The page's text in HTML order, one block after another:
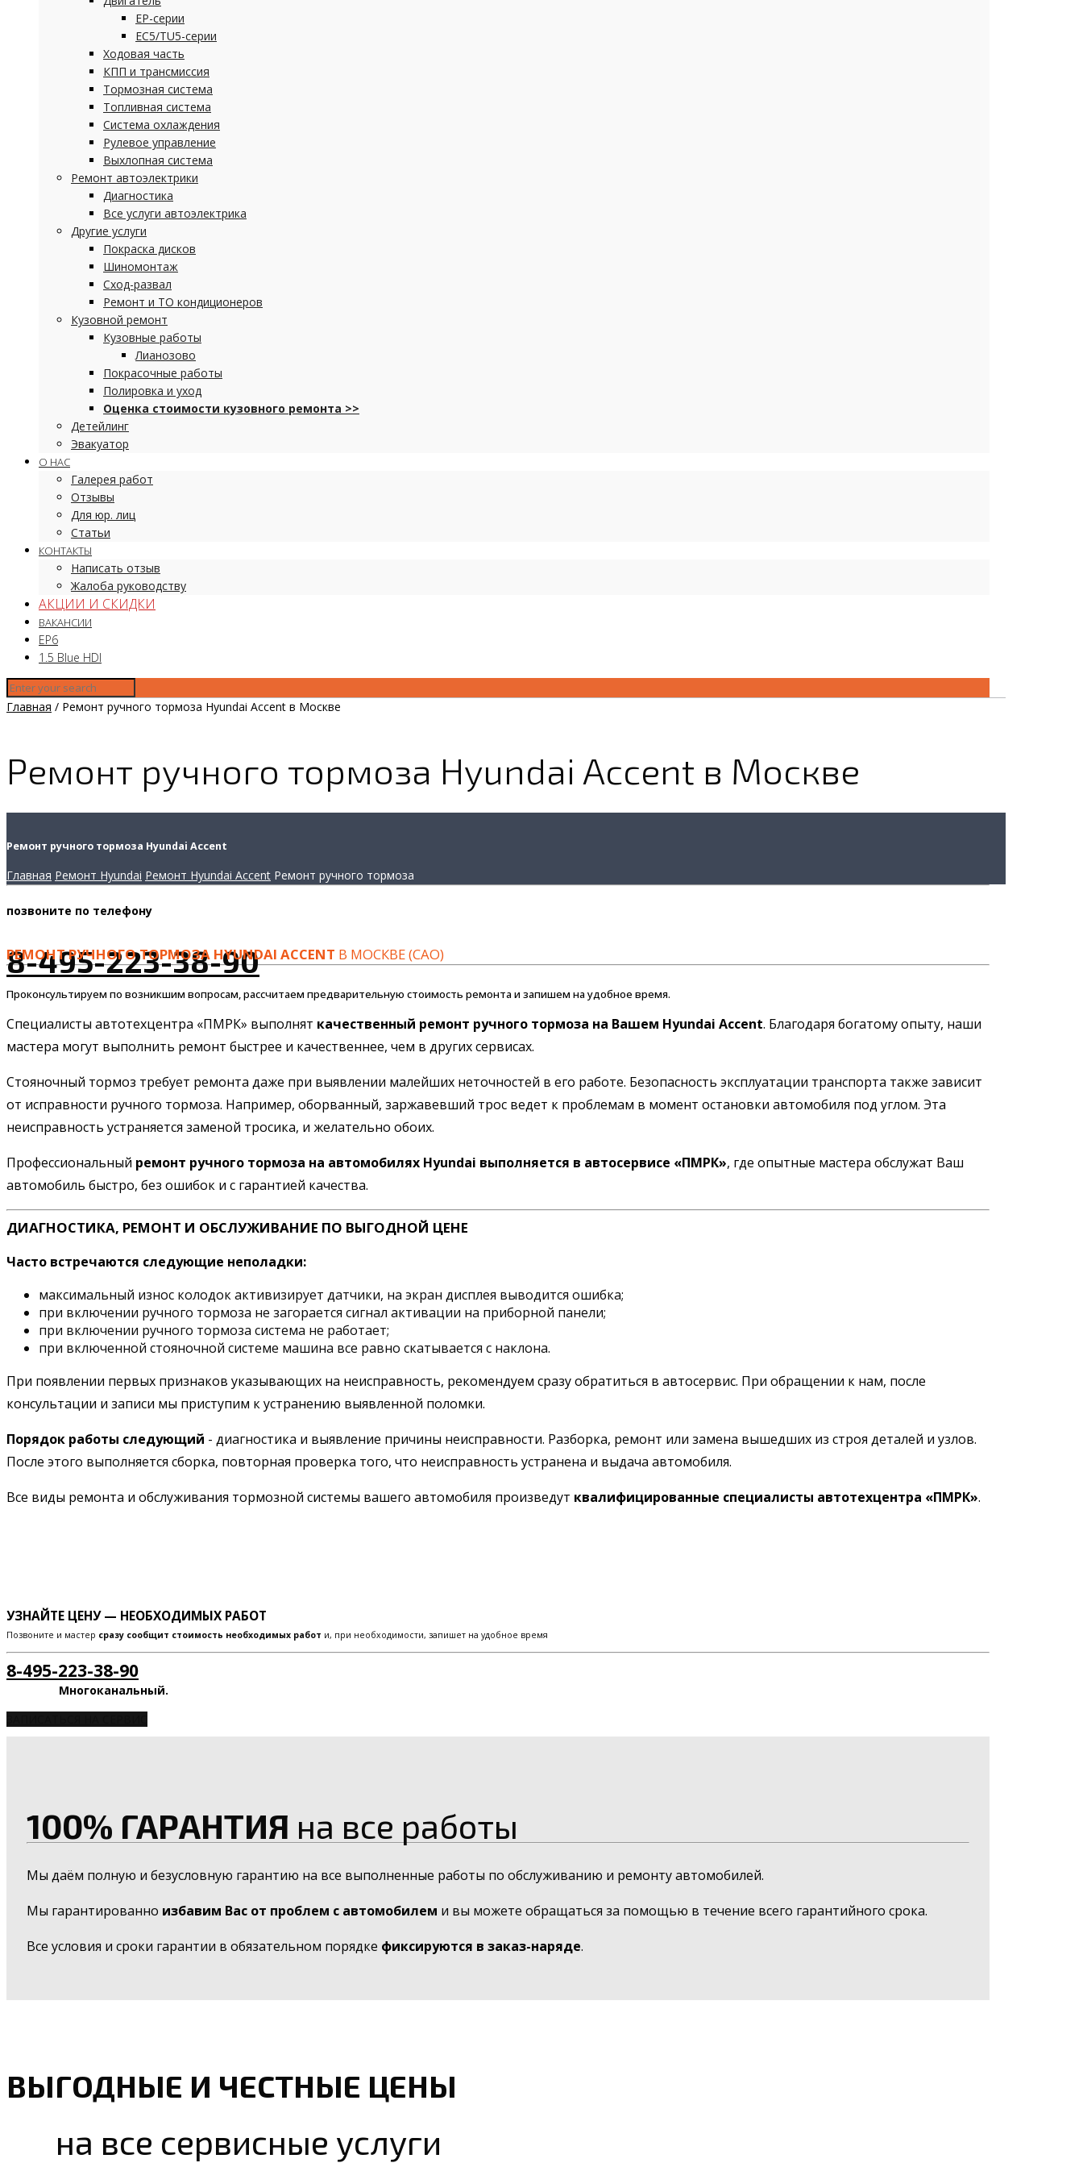
EP-серии
EC5/TU5-серии
Ходовая часть
КПП и трансмиссия
Тормозная система
Топливная система
Система охлаждения
Рулевое управление
Выхлопная система
Ремонт автоэлектрики
Диагностика
Все услуги автоэлектрика
Другие услуги
Покраска дисков
Шиномонтаж
Сход-развал
Ремонт и ТО кондиционеров
Кузовной ремонт
Кузовные работы
Лианозово
Покрасочные работы
Полировка и уход
Оценка стоимости кузовного ремонта >>
Детейлинг
Эвакуатор
О НАС
Галерея работ
Отзывы
Для юр. лиц
Статьи
КОНТАКТЫ
Написать отзыв
Жалоба руководству
АКЦИИ И СКИДКИ
ВАКАНСИИ
EP6
1.5 Blue HDI
Главная / Ремонт ручного тормоза Hyundai Accent в Москве
Ремонт ручного тормоза Hyundai Accent в Москве
Ремонт ручного тормоза Hyundai Accent
Главная Ремонт Hyundai Ремонт Hyundai Accent Ремонт ручного тормоза
позвоните по телефону
8-495-223-38-90
Проконсультируем по возникшим вопросам, рассчитаем предварительную стоимость ремонта и запишем на удобное время.
РЕМОНТ РУЧНОГО ТОРМОЗА HYUNDAI ACCENT В МОСКВЕ (САО)
Специалисты автотехцентра «ПМРК» выполнят качественный ремонт ручного тормоза на Вашем Hyundai Accent. Благодаря богатому опыту, наши
мастера могут выполнить ремонт быстрее и качественнее, чем в других сервисах.
Стояночный тормоз требует ремонта даже при выявлении малейших неточностей в его работе. Безопасность эксплуатации транспорта также зависит
от исправности ручного тормоза. Например, оборванный, заржавевший трос ведет к проблемам в момент остановки автомобиля под углом. Эта
неисправность устраняется заменой тросика, и желательно обоих.
Профессиональный ремонт ручного тормоза на автомобилях Hyundai выполняется в автосервисе «ПМРК», где опытные мастера обслужат Ваш
автомобиль быстро, без ошибок и с гарантией качества.
ДИАГНОСТИКА, РЕМОНТ И ОБСЛУЖИВАНИЕ ПО ВЫГОДНОЙ ЦЕНЕ
Часто встречаются следующие неполадки:
максимальный износ колодок активизирует датчики, на экран дисплея выводится ошибка;
при включении ручного тормоза не загорается сигнал активации на приборной панели;
при включении ручного тормоза система не работает;
при включенной стояночной системе машина все равно скатывается с наклона.
При появлении первых признаков указывающих на неисправность, рекомендуем сразу обратиться в автосервис. При обращении к нам, после
консультации и записи мы приступим к устранению выявленной поломки.
Порядок работы следующий - диагностика и выявление причины неисправности. Разборка, ремонт или замена вышедших из строя деталей и узлов.
После этого выполняется сборка, повторная проверка того, что неисправность устранена и выдача автомобиля.
Все виды ремонта и обслуживания тормозной системы вашего автомобиля произведут квалифицированные специалисты автотехцентра «ПМРК».
УЗНАЙТЕ ЦЕНУ — НЕОБХОДИМЫХ РАБОТ
Позвоните и мастер сразу сообщит стоимость необходимых работ и, при необходимости, запишет на удобное время
8-495-223-38-90
Многоканальный.
100% ГАРАНТИЯ на все работы
Мы даём полную и безусловную гарантию на все выполненные работы по обслуживанию и ремонту автомобилей.
Мы гарантированно избавим Вас от проблем с автомобилем и вы можете обращаться за помощью в течение всего гарантийного срока.
Все условия и сроки гарантии в обязательном порядке фиксируются в заказ-наряде.
ВЫГОДНЫЕ И ЧЕСТНЫЕ ЦЕНЫ
на все сервисные услуги